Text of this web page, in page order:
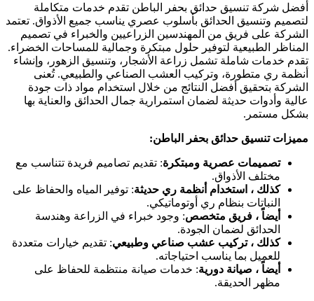
أفضل شركة تنسيق حدائق بحفر الباطن تقدم خدمات متكاملة
لتصميم وتنسيق الحدائق بأسلوب عصري يناسب جميع الأذواق. تعتمد
الشركة على فريق من المهندسين الزراعيين والخبراء في تصميم
المناظر الطبيعية لتوفير حلول مبتكرة وجمالية للمساحات الخضراء.
تقدم خدمات شاملة تشمل زراعة الأشجار، وتنسيق الزهور، وإنشاء
أنظمة ري متطورة، وتركيب العشب الصناعي والطبيعي. تُعنى
الشركة بتحقيق أفضل النتائج من خلال استخدام مواد ذات جودة
عالية وأدوات حديثة لضمان استمرارية جمال الحدائق والعناية بها
بشكل مستمر.
مميزات تنسيق حدائق بحفر الباطن:
تصميمات عصرية ومبتكرة: تقديم تصاميم فريدة تتناسب مع
مختلف الأذواق.
كذلك ، استخدام أنظمة ري حديثة: توفير المياه والحفاظ على
النباتات بنظام ري أوتوماتيكي.
أيضاً ، فريق متخصص: وجود خبراء في الزراعة وهندسة
الحدائق لضمان الجودة.
كذلك ، تركيب عشب صناعي وطبيعي: تقديم خيارات متعددة
للعميل بما يناسب احتياجاته.
أيضاً ، صيانة دورية: خدمات صيانة منتظمة للحفاظ على
مظهر الحديقة.